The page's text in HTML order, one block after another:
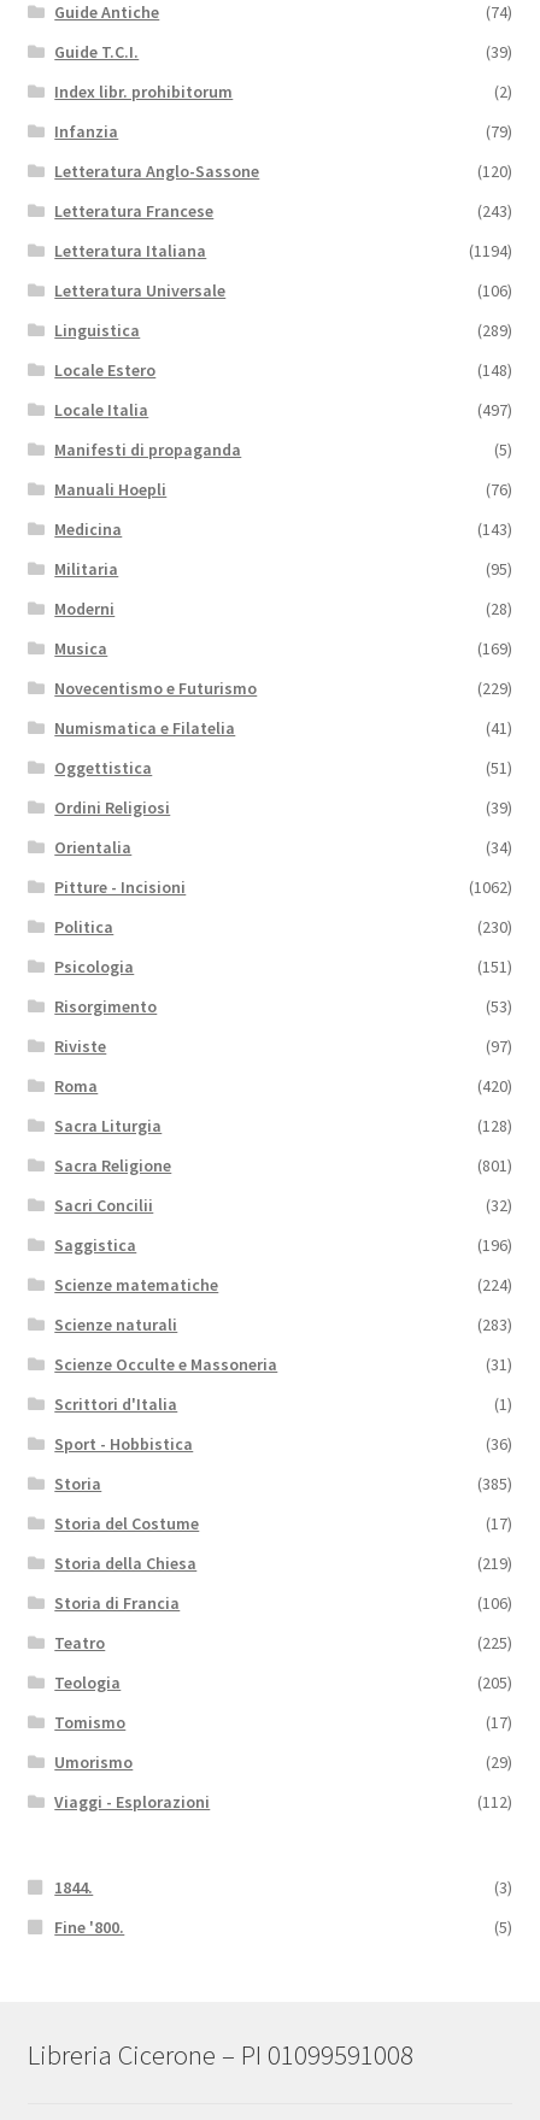
Guide Antiche
(74)
Guide T.C.I.
(39)
Index libr. prohibitorum
(2)
Infanzia
(79)
Letteratura Anglo-Sassone
(120)
Letteratura Francese
(243)
Letteratura Italiana
(1194)
Letteratura Universale
(106)
Linguistica
(289)
Locale Estero
(148)
Locale Italia
(497)
Manifesti di propaganda
(5)
Manuali Hoepli
(76)
Medicina
(143)
Militaria
(95)
Moderni
(28)
Musica
(169)
Novecentismo e Futurismo
(229)
Numismatica e Filatelia
(41)
Oggettistica
(51)
Ordini Religiosi
(39)
Orientalia
(34)
Pitture - Incisioni
(1062)
Politica
(230)
Psicologia
(151)
Risorgimento
(53)
Riviste
(97)
Roma
(420)
Sacra Liturgia
(128)
Sacra Religione
(801)
Sacri Concilii
(32)
Saggistica
(196)
Scienze matematiche
(224)
Scienze naturali
(283)
Scienze Occulte e Massoneria
(31)
Scrittori d'Italia
(1)
Sport - Hobbistica
(36)
Storia
(385)
Storia del Costume
(17)
Storia della Chiesa
(219)
Storia di Francia
(106)
Teatro
(225)
Teologia
(205)
Tomismo
(17)
Umorismo
(29)
Viaggi - Esplorazioni
(112)
1844.
(3)
Fine '800.
(5)
Libreria Cicerone – PI 01099591008